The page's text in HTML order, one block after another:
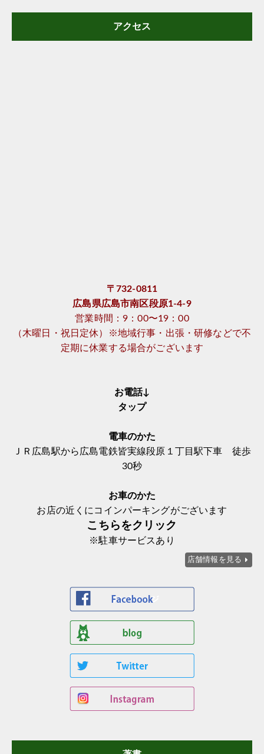
アクセス
〒732-0811
広島県広島市南区段原1-4-9
営業時間：9：00〜19：00
（木曜日・祝日定休）※地域行事・出張・研修などで不
定期に休業する場合がございます
お電話↓
タップ
電車のかた
ＪＲ広島駅から広島電鉄皆実線段原１丁目駅下車 徒歩
30秒
お車のかた
お店の近くにコインパーキングがございます
こちらをクリック
※駐車サービスあり
店舗情報を見る